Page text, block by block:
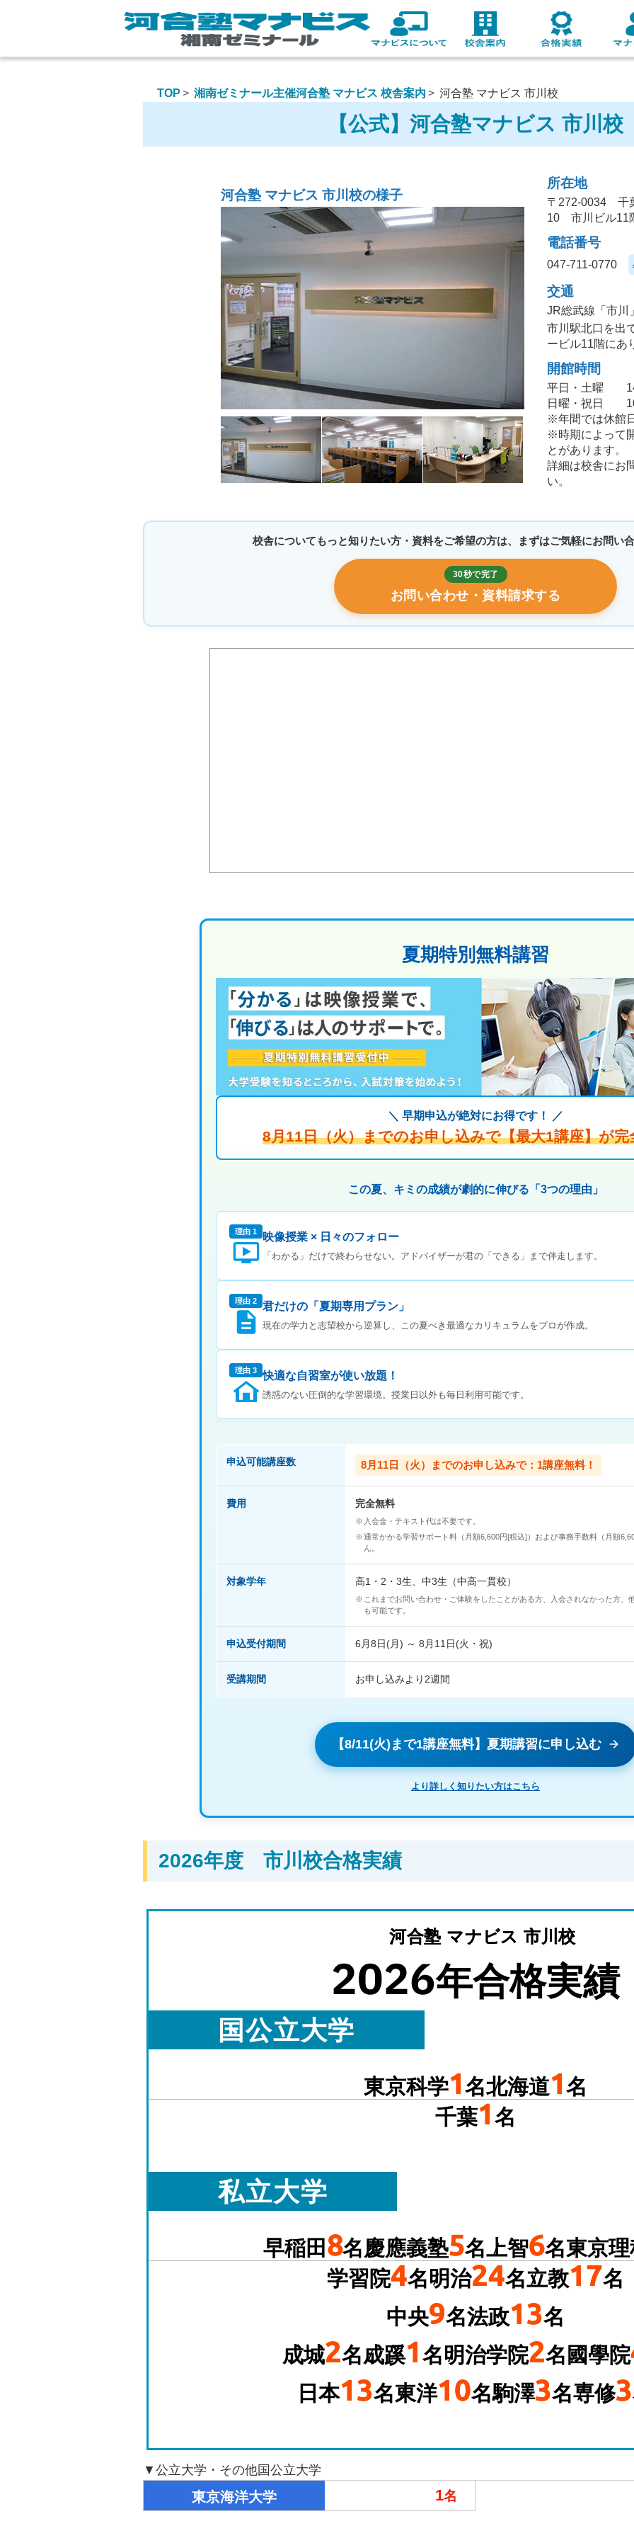
TOP 湘南ゼミナール主催河合塾 マナビス 校舎案内 河合塾 マナビス 市川校
【公式】河合塾マナビス 市川校
河合塾 マナビス 市川校の様子
所在地
〒272-0034 千
10 市川ビル11
電話番号
047-711-0770
交通
JR総武線「市
市川駅北口を出
ービル11階にあ
開館時間
平日・土曜
日曜・祝日
※年間では休館
※時期によって
とがあります。
詳細は校舎にお
い。
校舎についてもっと知りたい方・資料をご希望の方は、まずはご気軽にお問い
30秒で完了
お問い合わせ・資料請求する
夏期特別無料講習
＼ 早期申込が絶対にお得です！ ／
8月11日（火）までのお申し込みで【最大1講座】が完
この夏、キミの成績が劇的に伸びる「3つの理由」
理由 1 映像授業 × 日々のフォロー
「わかる」だけで終わらせない。アドバイザーが君の「できる」まで伴走します。
理由 2 君だけの「夏期専用プラン」
現在の学力と志望校から逆算し、この夏べき最適なカリキュラムをプロが作成。
理由 3 快適な自習室が使い放題！
誘惑のない圧倒的な学習環境。授業日以外も毎日利用可能です。
申込可能講座数 8月11日（火）までのお申し込みで：1講座無料！
費用 完全無料
入会金・テキスト代は不要です。
通常かかる学習サポート料（月額6,600円[税込]）および事務手数料（月額
ん。
対象学年 高1・2・3生、中3生（中高一貫校）
これまでお問い合わせ・ご体験をしたことがある方、入会されなかった方、
も可能です。
申込受付期間 6月8日(月) ～ 8月11日(火・祝)
受講期間 お申し込みより2週間
【8/11(火)まで1講座無料】夏期講習に申し込む
より詳しく知りたい方はこちら
2026年度 市川校合格実績
河合塾 マナビス 市川校
2026年合格実績
国公立大学
東京科学1名北海道1名
千葉1 名
私立大学
早稲田 8名慶應義塾5名 上智6名東京
学習院4名明治24名立教17名
中央9名法政13名
成城2名成蹊1 名明治学院2名 國學院
日本13名東洋10名駒澤3名専修3
▼公立大学・その他国公立大学
東京海洋大学 1名